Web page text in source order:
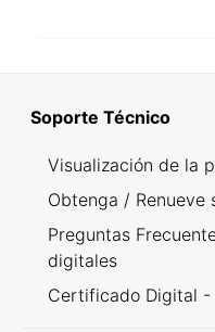
Soporte Técnico
Visualización de la
Obtenga /
Preguntas
digitales
Certificado Digital -